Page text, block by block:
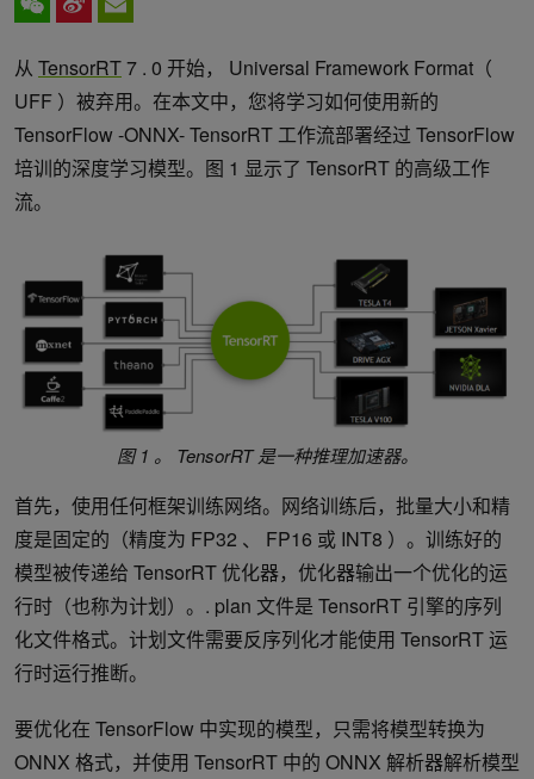
从 TensorRT7 . 0 开始， Universal Framework Format（
UFF ）被弃用。在本文中，您将学习如何使用新的
TensorFlow -ONNX- TensorRT 工作流部署经过 TensorFlow
培训的深度学习模型。图 1 显示了 TensorRT 的高级工作
流。
图 1 。 TensorRT 是一种推理加速器。
首先，使用任何框架训练网络。网络训练后，批量大小和精
度是固定的（精度为 FP32 、 FP16 或 INT8 ）。训练好的
模型被传递给 TensorRT 优化器，优化器输出一个优化的运
行时（也称为计划）。. plan 文件是 TensorRT 引擎的序列
化文件格式。计划文件需要反序列化才能使用 TensorRT 运
行时运行推断。
要优化在 TensorFlow 中实现的模型，只需将模型转换为
ONNX 格式，并使用 TensorRT 中的 ONNX 解析器解析模型